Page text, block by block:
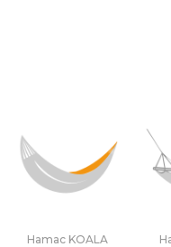
Hamac KOALA